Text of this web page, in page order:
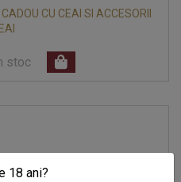
CU CEAI SI ACCESORII
stoc
18 ani?